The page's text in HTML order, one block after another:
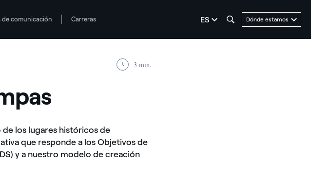
de comunicación Carreras seleziona la lingua
ES Dónde estamos
3 min.
los lugares históricos de
que responde a los Objetivos de
y a nuestro modelo de creación